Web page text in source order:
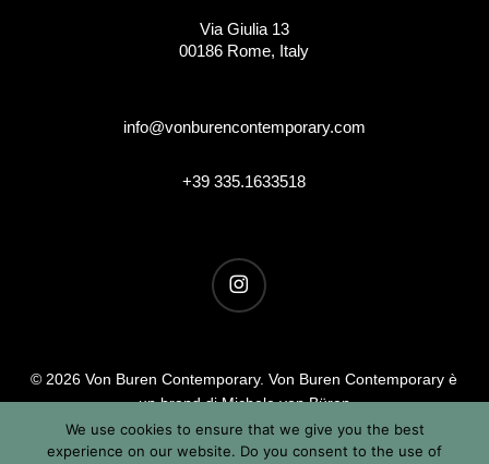
Via Giulia 13
00186 Rome, Italy
info@vonburencontemporary.com
+39 335.1633518
instagram
© 2026 Von Buren Contemporary. Von Buren Contemporary è
un brand di Michele von Büren
Tutti i diritti riservati |Privacy & Cookie Info| Termini &
Condizioni
We use cookies to ensure that we give you the best
experience on our website. Do you consent to the use of